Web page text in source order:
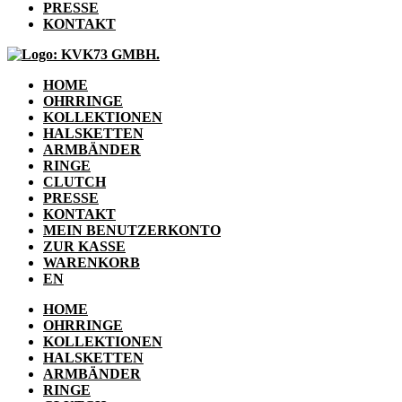
PRESSE
KONTAKT
HOME
OHRRINGE
KOLLEKTIONEN
HALSKETTEN
ARMBÄNDER
RINGE
CLUTCH
PRESSE
KONTAKT
MEIN BENUTZERKONTO
ZUR KASSE
WARENKORB
EN
HOME
OHRRINGE
KOLLEKTIONEN
HALSKETTEN
ARMBÄNDER
RINGE